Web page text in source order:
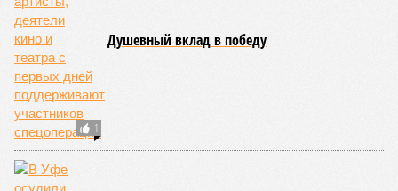
1
Душевный вклад в победу